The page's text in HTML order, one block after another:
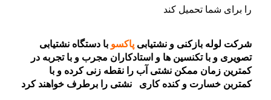
را برای شما تحمیل کند
شرکت لوله بازکنی و نشتیابیپاکسوبا دستگاه نشتیابی
تصویری و با تکنسین ها و استادکاران مجرب و با تجربه در
کمترین زمان ممکن نشتی آب را نقطه زنی کرده و با
کمتربن خسارت و کنده کاری نشتی را برطرف خواهند کرد